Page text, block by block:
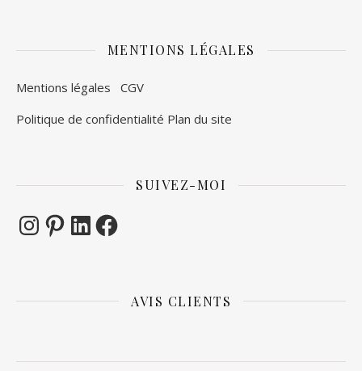
MENTIONS LÉGALES
Mentions légales CGV
Politique de confidentialité Plan du site
SUIVEZ-MOI
Instagram
PinterestLinkedInFacebook
AVIS CLIENTS